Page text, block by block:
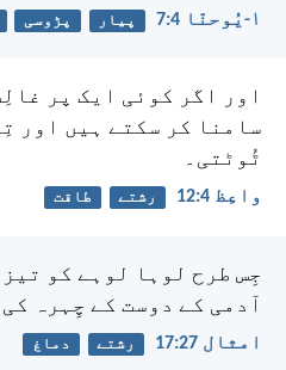
۱-یُوحنّا 4:‏7 پیار پڑوسی
اور اگر کوئی ایک پر
سامنا کر سکتے ہیں اور
ٹُوٹتی۔
واعِظ 4:‏12 رشتے طاقت
جِس طرح لوہا لوہے کو
آدمی کے دوست کے چِہرہ
امثال 27:‏17 رشتے دماغ